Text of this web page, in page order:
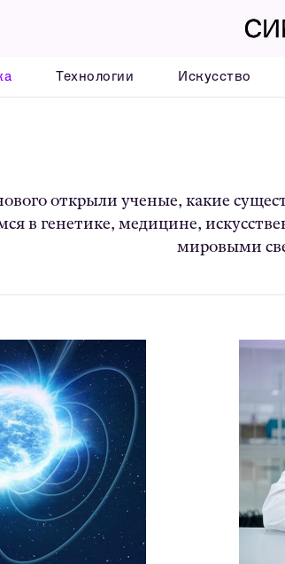
Технологии Искусство
открыли ученые, какие
в генетике, медицине,
мировыми